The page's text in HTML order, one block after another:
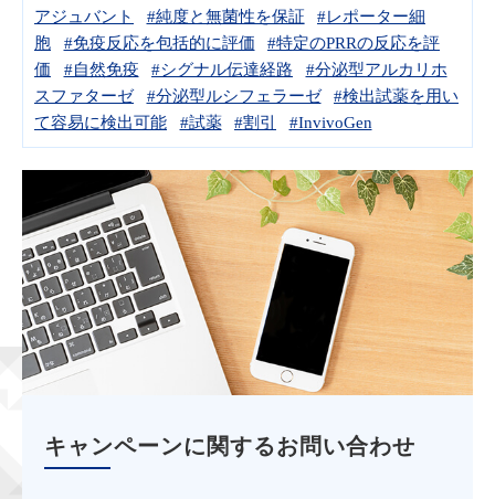
アジュバント
#純度と無菌性を保証
#レポーター細
胞
#免疫反応を包括的に評価
#特定のPRRの反応を評
価
#自然免疫 #シグナル伝達経路
#分泌型アルカリホ
スファターゼ
#分泌型ルシフェラーゼ
#検出試薬を用い
て容易に検出可能
#試薬 #割引 #InvivoGen
キャンペーンに関するお問い合わせ